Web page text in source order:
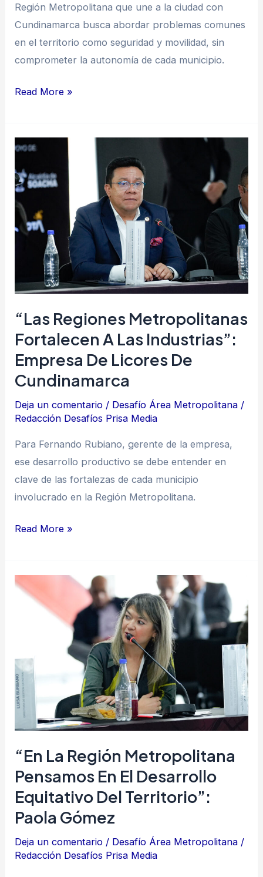
Región Metropolitana que une a la ciudad con
Cundinamarca busca abordar problemas comunes
en el territorio como seguridad y movilidad, sin
comprometer la autonomía de cada municipio.
Read More »
“Las Regiones Metropolitanas
Fortalecen A Las Industrias”:
Empresa De Licores De
Cundinamarca
Deja un comentario / Desafío Área Metropolitana /
Redacción Desafíos Prisa Media
Para Fernando Rubiano, gerente de la empresa,
ese desarrollo productivo se debe entender en
clave de las fortalezas de cada municipio
involucrado en la Región Metropolitana.
“Las
metropolitanas
fortalecen
las
industrias”:
Empresa
de
Cundinamarca
Read More »
“En La Región Metropolitana
Pensamos En El Desarrollo
Equitativo Del Territorio”:
Paola Gómez
Deja un comentario / Desafío Área Metropolitana /
Redacción Desafíos Prisa Media
“En
Metropolitana
en
el
desarrollo
equitativo
territorio”:
Paola
Gómez